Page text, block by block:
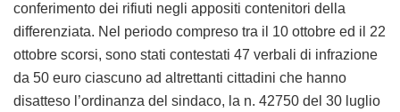
conferimento dei rifiuti negli appositi contenitori della
differenziata. Nel periodo compreso tra il 10 ottobre ed il 22
ottobre scorsi, sono stati contestati 47 verbali di infrazione
da 50 euro ciascuno ad altrettanti cittadini che hanno
disatteso l’ordinanza del sindaco, la n. 42750 del 30 luglio